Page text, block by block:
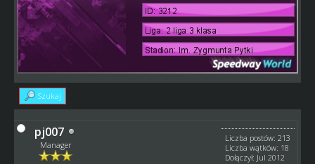
Szukaj
pj007
Manager
Liczba postów: 213
Liczba wątków: 18
Dołączył: Jul 2012